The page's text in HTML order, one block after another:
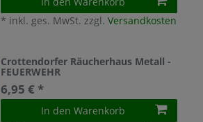
* inkl. ges. MwSt. zzgl.Versandkosten
Crottendorfer Räucherhaus Metall -
FEUERWEHR
6,95 € *
In den Warenkorb